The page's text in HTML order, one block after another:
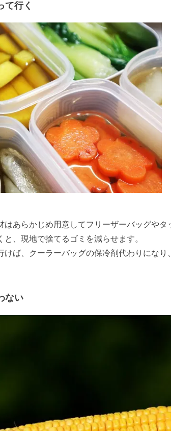
て行く
はあらかじめ用意してフリーザーバッグやタ
、現地で捨てるゴミを減らせます。
けば、クーラーバッグの保冷剤代わりにな
ない